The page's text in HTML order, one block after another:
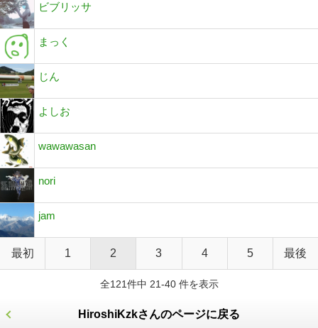
ビブリッサ
まっく
じん
よしお
wawawasan
nori
jam
最初 1 2 3 4 5 最後
全121件中 21-40 件を表示
HiroshiKzkさんのページに戻る